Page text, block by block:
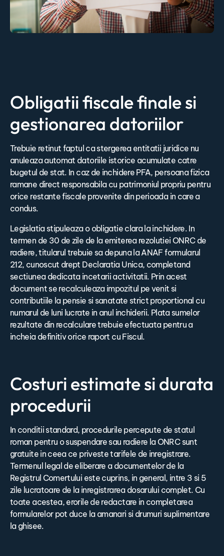
Obligatii fiscale finale si
gestionarea datoriilor
Trebuie retinut faptul ca stergerea entitatii juridice nu
anuleaza automat datoriile istorice acumulate catre
bugetul de stat. In caz de inchidere PFA, persoana fizica
ramane direct responsabila cu patrimoniul propriu pentru
orice restante fiscale provenite din perioada in care a
condus.
Legislatia stipuleaza o obligatie clara la inchidere. In
termen de 30 de zile de la emiterea rezolutiei ONRC de
radiere, titularul trebuie sa depuna la ANAF formularul
212, cunoscut drept Declaratia Unica, completand
sectiunea dedicata incetarii activitatii. Prin acest
document se recalculeaza impozitul pe venit si
contributiile la pensie si sanatate strict proportional cu
numarul de luni lucrate in anul inchiderii. Plata sumelor
rezultate din recalculare trebuie efectuata pentru a
incheia definitiv orice raport cu Fiscul.
Costuri estimate si durata
procedurii
In conditii standard, procedurile percepute de statul
roman pentru o suspendare sau radiere la ONRC sunt
gratuite in ceea ce priveste tarifele de inregistrare.
Termenul legal de eliberare a documentelor de la
Registrul Comertului este cuprins, in general, intre 3 si 5
zile lucratoare de la inregistrarea dosarului complet. Cu
toate acestea, erorile de redactare in completarea
formularelor pot duce la amanari si drumuri suplimentare
la ghisee.